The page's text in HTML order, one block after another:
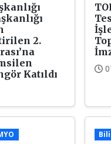
2.
Katıldı